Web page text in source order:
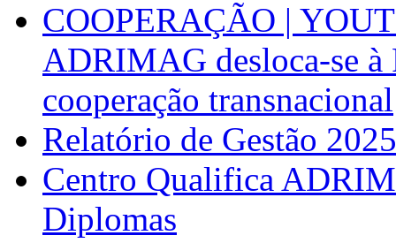
COOPERAÇÃO |
ADRIMAG desloca-se
cooperação transnacional
Relatório de Gestão 2025
Centro Qualifica
Diplomas